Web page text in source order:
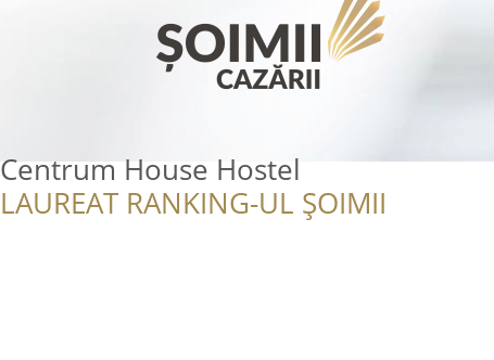
Centrum House Hostel
LAUREAT RANKING-UL ȘOIMII